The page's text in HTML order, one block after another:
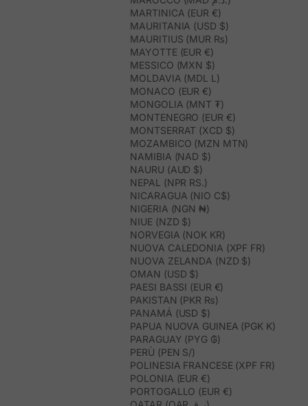
MARTINICA (EUR €)
MAURITANIA (USD $)
MAURITIUS (MUR ₨)
MAYOTTE (EUR €)
MESSICO (MXN $)
MOLDAVIA (MDL L)
MONACO (EUR €)
MONGOLIA (MNT ₮)
MONTENEGRO (EUR €)
MONTSERRAT (XCD $)
MOZAMBICO (MZN MTN)
NAMIBIA (NAD $)
NAURU (AUD $)
NEPAL (NPR RS.)
NICARAGUA (NIO C$)
NIGERIA (NGN ₦)
NIUE (NZD $)
NORVEGIA (NOK KR)
NUOVA CALEDONIA (XPF FR)
NUOVA ZELANDA (NZD $)
OMAN (USD $)
PAESI BASSI (EUR €)
PAKISTAN (PKR ₨)
PANAMÁ (USD $)
PAPUA NUOVA GUINEA (PGK K)
PARAGUAY (PYG ₲)
PERÙ (PEN S/)
POLINESIA FRANCESE (XPF FR)
POLONIA (EUR €)
PORTOGALLO (EUR €)